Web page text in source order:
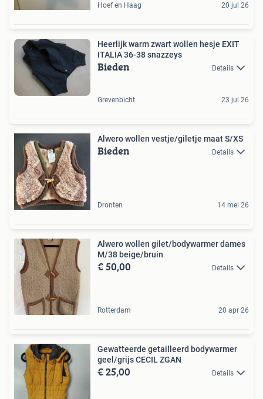
Hoef en Haag 20 jul 26
Heerlijk warm zwart wollen hesje EXIT
ITALIA 36-38 snazzeys
Bieden Details
Grevenbicht 23 jul 26
Alwero wollen vestje/giletje maat S/XS
Bieden Details
Dronten 14 mei 26
Alwero wollen gilet/bodywarmer dames
M/38 beige/bruin
€ 50,00 Details
Rotterdam 20 apr 26
Gewatteerde getailleerd bodywarmer
geel/grijs CECIL ZGAN
€ 25,00 Details